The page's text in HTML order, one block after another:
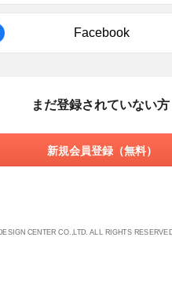
Facebook
まだ登録されていない方
新規会員登録（無料）
CENTER CO.,LTD. ALL RIGHTS